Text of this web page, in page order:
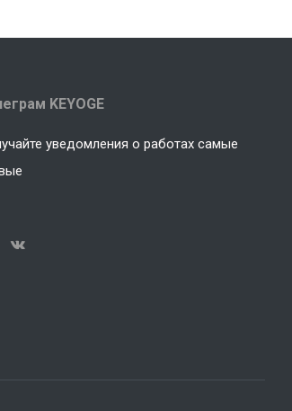
KEYOGE
уведомления о работах самые